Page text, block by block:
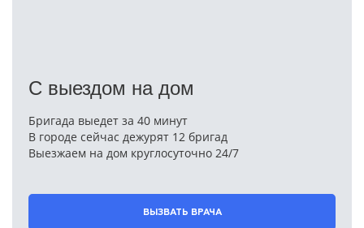
С выездом на дом
Бригада выедет за 40 минут
В городе сейчас дежурят 12 бригад
Выезжаем на дом круглосуточно 24/7
ВЫЗВАТЬ ВРАЧА